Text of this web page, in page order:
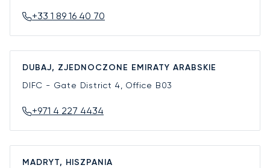
+33 1 89 16 40 70
DUBAJ, ZJEDNOCZONE EMIRATY ARABSKIE
DIFC - Gate District 4, Office B03
+971 4 227 4434
MADRYT, HISZPANIA